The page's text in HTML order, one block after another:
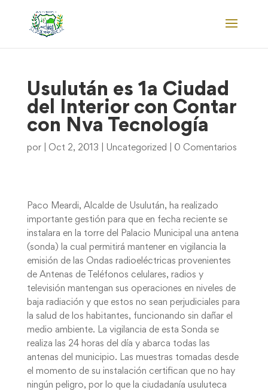
Usulután es 1a Ciudad
del Interior con Contar
con Nva Tecnología
por Oct 2, 2013 Uncategorized 0 Comentarios
Paco Meardi, Alcalde de Usulután, ha realizado
importante gestión para que en fecha reciente se
instalara en la torre del Palacio Municipal una antena
(sonda) la cual permitirá mantener en vigilancia la
emisión de las Ondas radioeléctricas provenientes
de Antenas de Teléfonos celulares, radios y
televisión mantengan sus operaciones en niveles de
baja radiación y que estos no sean perjudiciales para
la salud de los habitantes, funcionando sin dañar el
medio ambiente. La vigilancia de esta Sonda se
realiza las 24 horas del día y abarca todas las
antenas del municipio. Las muestras tomadas desde
el momento de su instalación certifican que no hay
ningún peligro, por lo que la ciudadanía usuluteca